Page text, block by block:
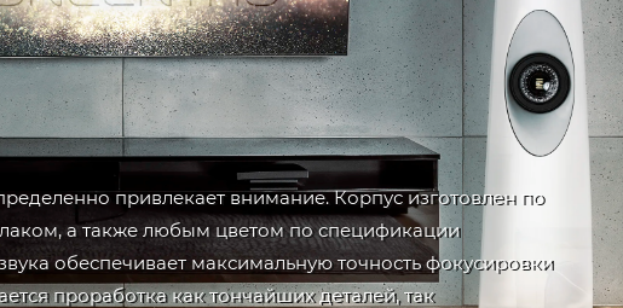
привлекает внимание. Корпус изготовлен по
а также любым цветом по спецификации
обеспечивает максимальную точность фокусировки
проработка как тончайших деталей, так